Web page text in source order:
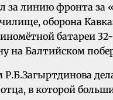
за линию фронта
оборона
батареи
на Балтийском
Р.Б.Загыртдинова
отца, в которой